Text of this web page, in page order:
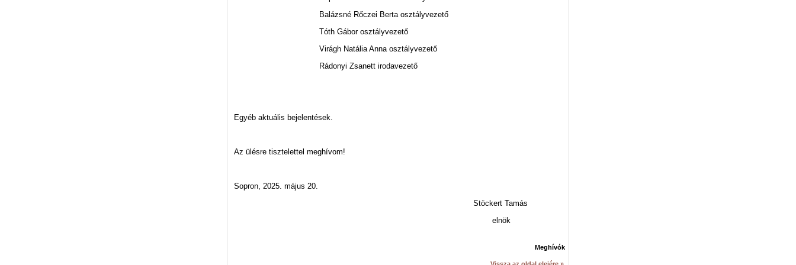
Balázsné Rőczei Berta osztályvezető
Tóth Gábor osztályvezető
Virágh Natália Anna osztályvezető
Rádonyi Zsanett irodavezető
Egyéb aktuális bejelentések.
Az ülésre tisztelettel meghívom!
Sopron, 2025. május 20.
Stöckert Tamás
elnök
Meghívók